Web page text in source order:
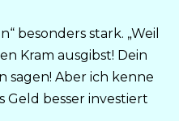
besonders stark. „Weil
Kram ausgibst! Dein
sagen! Aber ich kenne
Geld besser investiert